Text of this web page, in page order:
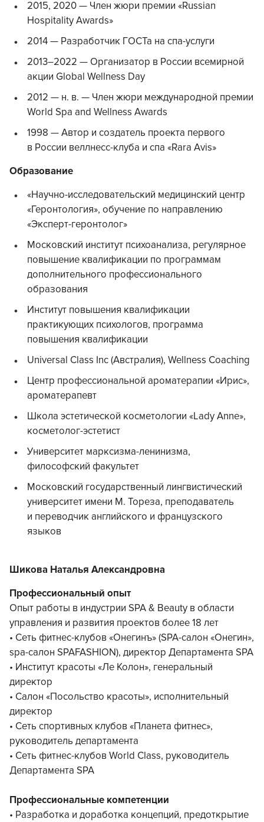
2015, 2020 — Член жюри премии «Russian
Hospitality Awards»
2014 — Разработчик ГОСТа на спа-услуги
2013–2022 — Организатор в России всемирной
акции Global Wellness Day
2012 — н. в. — Член жюри международной премии
World Spa and Wellness Awards
1998 — Автор и создатель проекта первого
в России веллнесс-клуба и спа «Rara Avis»
Образование
«Научно-исследовательский медицинский центр
«Геронтология», обучение по направлению
«Эксперт-геронтолог»
Московский институт психоанализа, регулярное
повышение квалификации по программам
дополнительного профессионального
образования
Институт повышения квалификации
практикующих психологов, программа
повышения квалификации
Universal Class Inc (Австралия), Wellness Coaching
Центр профессиональной ароматерапии «Ирис»,
ароматерапевт
Школа эстетической косметологии «Lady Anne»,
косметолог-эстетист
Университет марксизма-ленинизма,
философский факультет
Московский государственный лингвистический
университет имени М. Тореза, преподаватель
и переводчик английского и французского
языков
Шикова Наталья Александровна
Профессиональный опыт
Опыт работы в индустрии SPA & Beauty в области
управления и развития проектов более 18 лет
• Сеть фитнес-клубов «Онегинъ» (SPA-салон «Онегин»,
spa-салон SPAFASHION), директор Департамента SPA
• Институт красоты «Ле Колон», генеральный
директор
• Салон «Посольство красоты», исполнительный
директор
• Сеть спортивных клубов «Планета фитнес»,
руководитель департамента
• Сеть фитнес-клубов World Class, руководитель
Департамента SPA
Профессиональные компетенции
• Разработка и доработка концепций, предоткрытие